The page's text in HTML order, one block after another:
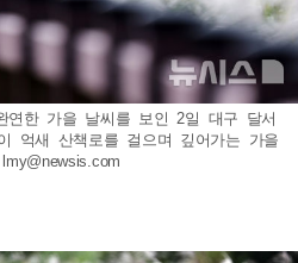
연한 가을 날씨를 보인 2일 대구 달서
억새 산책로를 걸으며 깊어가는 가을
lmy@newsis.com